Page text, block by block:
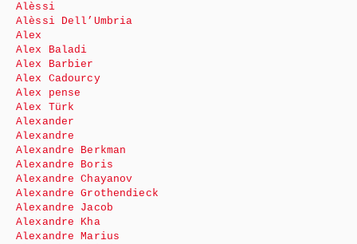
Alèssi
Alèssi Dell’Umbria
Alex
Alex Baladi
Alex Barbier
Alex Cadourcy
Alex pense
Alex Türk
Alexander
Alexandre
Alexandre Berkman
Alexandre Boris
Alexandre Chayanov
Alexandre Grothendieck
Alexandre Jacob
Alexandre Kha
Alexandre Marius